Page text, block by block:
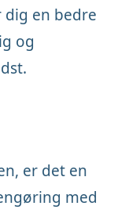
dig en bedre
og
er det en
med